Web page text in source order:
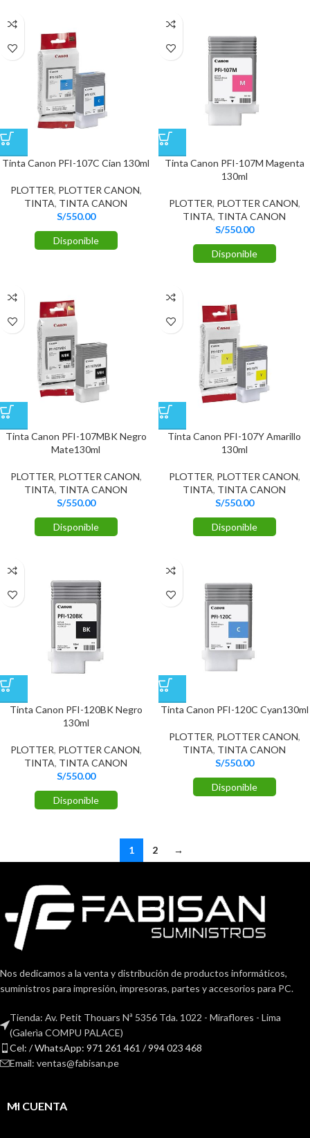
Tinta Canon PFI-107C Cian 130ml
PLOTTER, PLOTTER CANON,
TINTA, TINTA CANON
S/550.00
Disponible
Tinta Canon PFI-107M Magenta
130ml
PLOTTER, PLOTTER CANON,
TINTA, TINTA CANON
S/550.00
Disponible
Tinta Canon PFI-107MBK Negro
Mate130ml
PLOTTER, PLOTTER CANON,
TINTA, TINTA CANON
S/550.00
Disponible
Tinta Canon PFI-107Y Amarillo
130ml
PLOTTER, PLOTTER CANON,
TINTA, TINTA CANON
S/550.00
Disponible
Tinta Canon PFI-120BK Negro
130ml
PLOTTER, PLOTTER CANON,
TINTA, TINTA CANON
S/550.00
Disponible
Tinta Canon PFI-120C Cyan130ml
PLOTTER, PLOTTER CANON,
TINTA, TINTA CANON
S/550.00
Disponible
1 2 →
Nos dedicamos a la venta y distribución de productos informáticos,
suministros para impresión, impresoras, partes y accesorios para PC.
Tienda: Av. Petit Thouars Nª 5356 Tda. 1022 - Miraflores - Lima
(Galerìa COMPU PALACE)
Cel: / WhatsApp: 971 261 461 / 994 023 468
Email: ventas@fabisan.pe
MI CUENTA